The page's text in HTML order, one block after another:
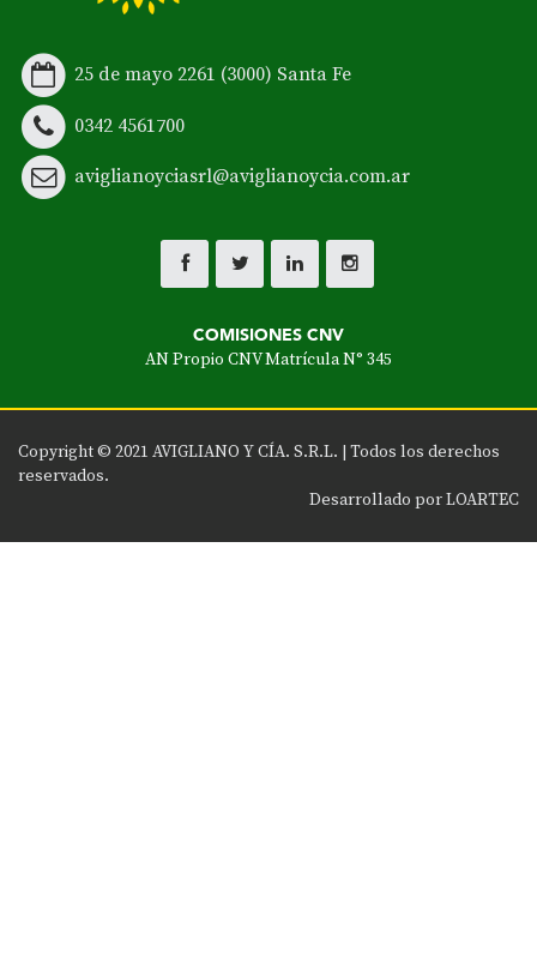
25 de mayo 2261 (3000) Santa Fe
0342 4561700
aviglianoyciasrl@aviglianoycia.com.ar
COMISIONES CNV
AN Propio CNV Matrícula N° 345
Copyright © 2021 AVIGLIANO Y CÍA. S.R.L. | Todos los derechos
reservados.
Desarrollado porLOARTEC